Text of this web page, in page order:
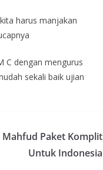
harus manjakan
C dengan mengurus
sekali baik ujian
Mahfud Paket Komplit
Untuk Indonesia